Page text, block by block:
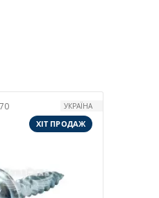
УКРАЇНА
ХІТ ПРОДАЖ